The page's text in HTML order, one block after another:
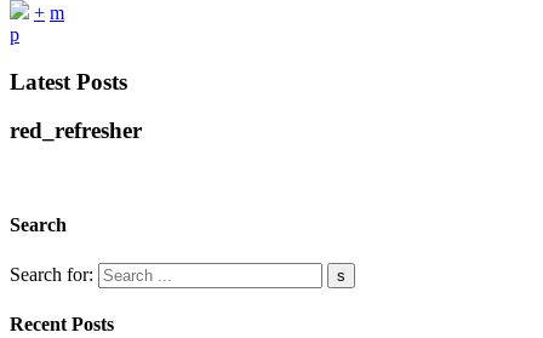
+ m
p
Latest Posts
red_refresher
Search
Search for:
Recent Posts